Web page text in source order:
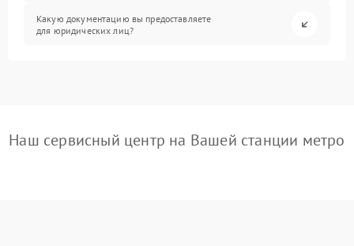
Какую документацию вы предоставляете
для юридических лиц?
Наш сервисный центр на Вашей станции метро